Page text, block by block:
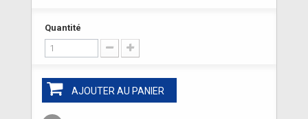
Quantité
AJOUTER AU PANIER